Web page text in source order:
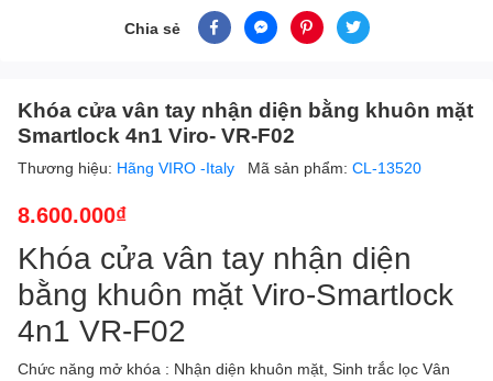
Chia sẻ
Khóa cửa vân tay nhận diện bằng khuôn mặt
Smartlock 4n1 Viro- VR-F02
Thương hiệu: Hãng VIRO -Italy Mã sản phẩm: CL-13520
8.600.000₫
Khóa cửa vân tay nhận diện
bằng khuôn mặt Viro-Smartlock
4n1 VR-F02
Chức năng mở khóa : Nhận diện khuôn mặt, Sinh trắc lọc Vân